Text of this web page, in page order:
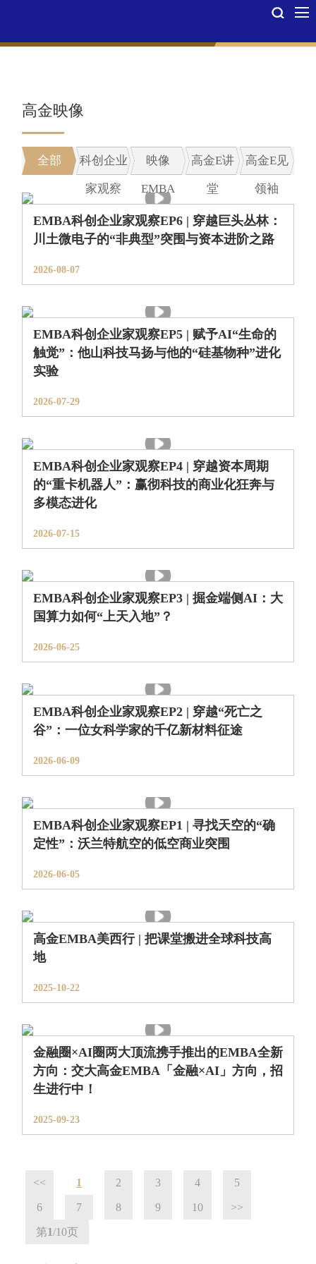
高金映像
全部 科创企业
家观察
映像
EMBA
高金E讲
堂
高金E见
领袖
EMBA科创企业家观察EP6 | 穿越巨头丛林：
川土微电子的“非典型”突围与资本进阶之路
2026-08-07
EMBA科创企业家观察EP5 | 赋予AI“生命的
触觉”：他山科技马扬与他的“硅基物种”进化
实验
2026-07-29
EMBA科创企业家观察EP4 | 穿越资本周期
的“重卡机器人”：赢彻科技的商业化狂奔与
多模态进化
2026-07-15
EMBA科创企业家观察EP3 | 掘金端侧AI：大
国算力如何“上天入地”？
2026-06-25
EMBA科创企业家观察EP2 | 穿越“死亡之
谷”：一位女科学家的千亿新材料征途
2026-06-09
EMBA科创企业家观察EP1 | 寻找天空的“确
定性”：沃兰特航空的低空商业突围
2026-06-05
高金EMBA美西行 | 把课堂搬进全球科技高
地
2025-10-22
金融圈×AI圈两大顶流携手推出的EMBA全新
方向：交大高金EMBA「金融×AI」方向，招
生进行中！
2025-09-23
<< 1 2 3 4 5
6 7 8 9 10 >>
第1/10页